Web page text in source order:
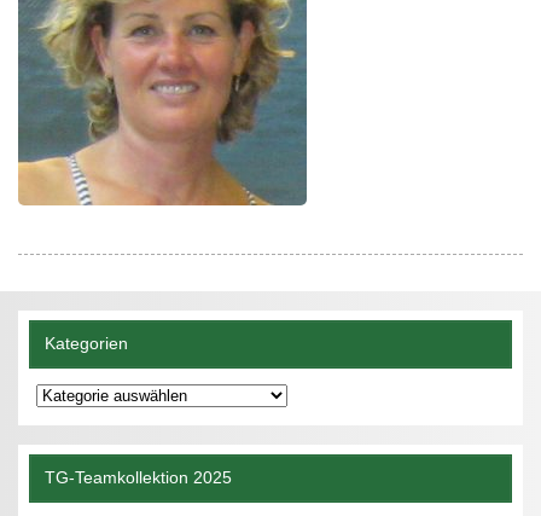
Kategorien
Kategorien
TG-Teamkollektion 2025